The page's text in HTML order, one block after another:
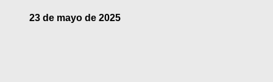
23 de mayo de 2025